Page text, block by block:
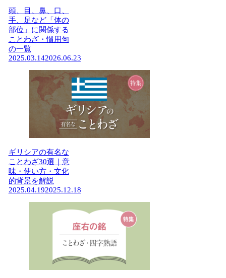
頭、目、鼻、口、
手、足など「体の
部位」に関係する
ことわざ・慣用句
の一覧
2025.03.142026.06.23
ギリシアの有名な
ことわざ30選｜意
味・使い方・文化
的背景を解説
2025.04.192025.12.18